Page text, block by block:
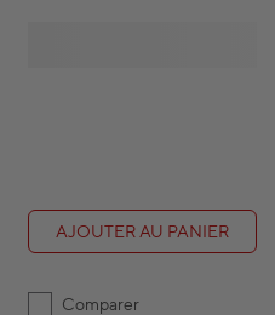
AJOUTER AU PANIER
Comparer